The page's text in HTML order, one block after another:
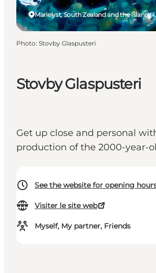
Stovby Glaspusteri
Get up close and personal
production of the 2000-year-
See the website for opening
Visiter le site web
Myself, My partner, Friends
Marielyst, South Zealand and the Islands
Photo: Stovby Glaspusteri